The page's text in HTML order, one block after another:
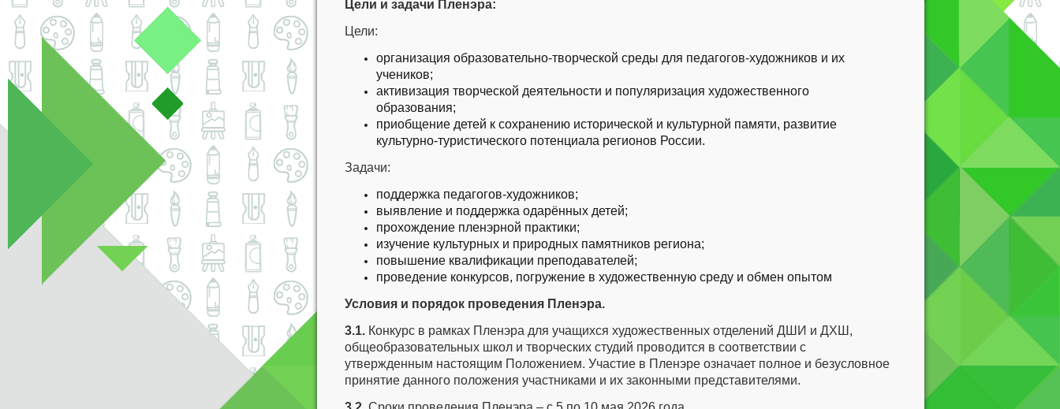
Цели и задачи Пленэра:
Цели:
организация образовательно-творческой среды для педагогов-художников и их
учеников;
активизация творческой деятельности и популяризация художественного
образования;
приобщение детей к сохранению исторической и культурной памяти, развитие
культурно-туристического потенциала регионов России.
Задачи:
поддержка педагогов-художников;
выявление и поддержка одарённых детей;
прохождение пленэрной практики;
изучение культурных и природных памятников региона;
повышение квалификации преподавателей;
проведение конкурсов, погружение в художественную среду и обмен опытом
Условия и порядок проведения Пленэра.
3.1. Конкурс в рамках Пленэра для учащихся художественных отделений ДШИ и ДХШ,
общеобразовательных школ и творческих студий проводится в соответствии с
утвержденным настоящим Положением. Участие в Пленэре означает полное и безусловное
принятие данного положения участниками и их законными представителями.